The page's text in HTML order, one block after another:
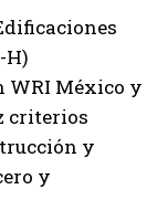
H)
WRI México y
criterios
y
y